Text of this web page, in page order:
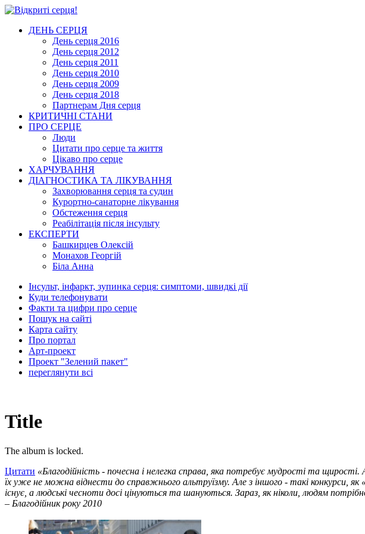
ДЕНЬ СЕРЦЯ
День серця 2016
День серця 2012
День серця 2011
День серця 2010
День серця 2009
День серця 2018
Партнерам Дня серця
КРИТИЧНІ СТАНИ
ПРО СЕРЦЕ
Люди
Цитати про серце та життя
Цікаво про серце
ХАРЧУВАННЯ
ДІАГНОСТИКА ТА ЛІКУВАННЯ
Захворювання серця та судин
Курортно-cанаторне лікування
Обстеження серця
Реабілітація після інсульту
ЕКСПЕРТИ
Башкирцев Олексій
Монахов Георгій
Біла Анна
Інсульт, інфаркт, зупинка серця: симптоми, швидкі дії
Куди телефонувати
Факти та цифри про серце
Пошук на сайті
Карта сайту
Про портал
Арт-проект
Проект "Зелений пакет"
переглянути всі
Title
The album is locked.
Цитати «Благодійність - почесна і нелегка справа, яка потребує мудрості та
їх уже не можна віднести до справжнього альтруїзму. Але з іншого - такі конкурси, як
існує, а людські чесноти досі цінуються та шануються. Зараз, як ніколи, людям
– Благодійник року 2010